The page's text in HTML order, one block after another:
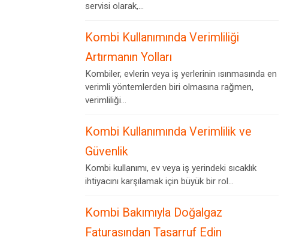
servisi olarak,...
Kombi Kullanımında Verimliliği
Artırmanın Yolları
Kombiler, evlerin veya iş yerlerinin ısınmasında en
verimli yöntemlerden biri olmasına rağmen,
verimliliği...
Kombi Kullanımında Verimlilik ve
Güvenlik
Kombi kullanımı, ev veya iş yerindeki sıcaklık
ihtiyacını karşılamak için büyük bir rol...
Kombi Bakımıyla Doğalgaz
Faturasından Tasarruf Edin